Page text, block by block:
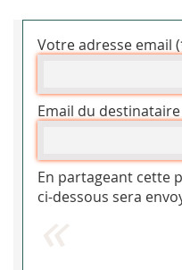
Votre adresse email
Email du
En partageant cette
ci-dessous sera